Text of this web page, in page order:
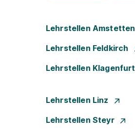
Lehrstellen Amstetten
Lehrstellen Feldkirch
Lehrstellen Klagenfurt
Lehrstellen Linz
Lehrstellen Steyr